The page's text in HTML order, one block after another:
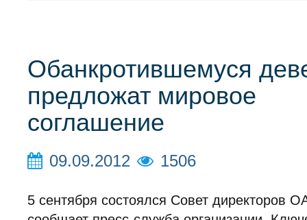
Обанкротившемуся
предложат мировое
соглашение
09.09.2012 1506
5 сентября состоялся Совет директоров